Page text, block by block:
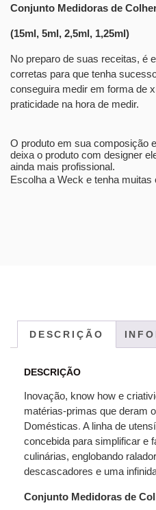
Conjunto Medidoras de
(15ml, 5ml, 2,5ml, 1,25ml)
No preparo de suas receitas, é
corretas para que tenha
conseguira medir em forma de
praticidade na hora de medir.
O produto em sua composição
deixa o produto com designer
ainda mais profissional.
Escolha a Weck e tenha
DESCRIÇÃO
DESCRIÇÃO
Inovação, know how e
matérias-primas que deram
Domésticas. A linha de
concebida para simplificar e
culinárias, englobando
descascadores e uma
Conjunto Medidoras de